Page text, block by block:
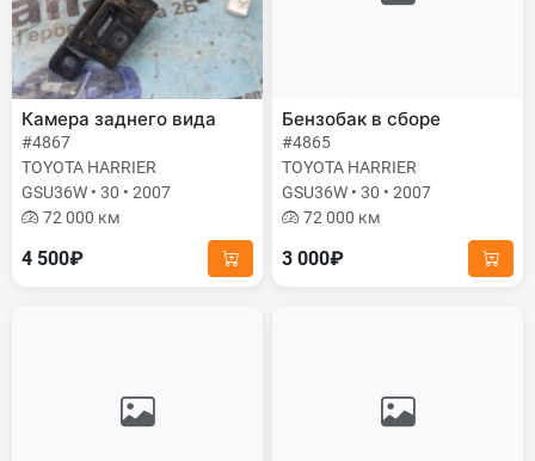
Камера заднего вида
#4867
TOYOTA HARRIER
GSU36W • 30 • 2007
72 000 км
4 500₽
Бензобак в сборе
#4865
TOYOTA HARRIER
GSU36W • 30 • 2007
72 000 км
3 000₽